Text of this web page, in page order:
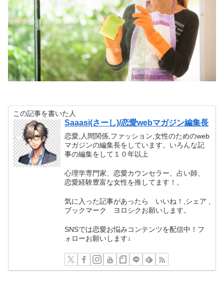
この記事を書いた人
Saaasi(さーし)/恋愛webマガジン編集長
恋愛,人間関係,ファッション,女性のためのweb
マガジンの編集長をしています。いろんな記
事の編集をして１０年以上
心理学専門家、恋愛カウンセラー、占い師、
恋愛経験豊富な女性を推してます！。
気に入った記事があったら いいね！,シェア ,
ブックマーク ヨロシクお願いします。
SNSでは恋愛お悩みコンテンツを配信中！フ
ォローお願いします↓